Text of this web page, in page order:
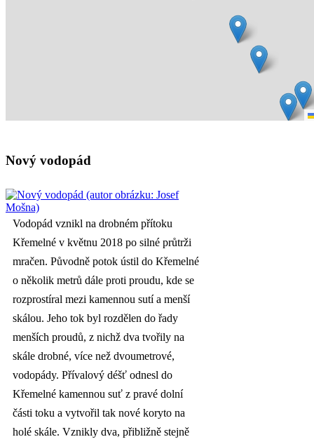
Nový vodopád
Vodopád vznikl na drobném přítoku
Křemelné v květnu 2018 po silné průtrži
mračen. Původně potok ústil do Křemelné
o několik metrů dále proti proudu, kde se
rozprostíral mezi kamennou sutí a menší
skálou. Jeho tok byl rozdělen do řady
menších proudů, z nichž dva tvořily na
skále drobné, více než dvoumetrové,
vodopády. Přívalový déšť odnesl do
Křemelné kamennou suť z pravé dolní
části toku a vytvořil tak nové koryto na
holé skále. Vznikly dva, přibližně stejně